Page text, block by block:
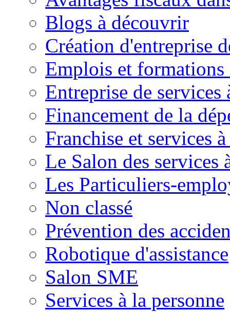
Blogs à découvrir
Création d'entreprise
Emplois et formations
Entreprise de services
Financement de la
Franchise et services
Le Salon des services
Les Particuliers-
Non classé
Prévention des
Robotique d'assistance
Salon SME
Services à la personne